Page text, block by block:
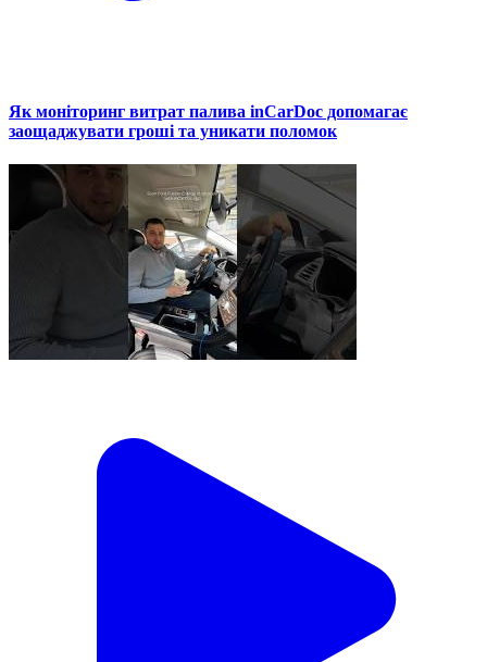
Як моніторинг витрат палива inCarDoc допомагає
заощаджувати гроші та уникати поломок